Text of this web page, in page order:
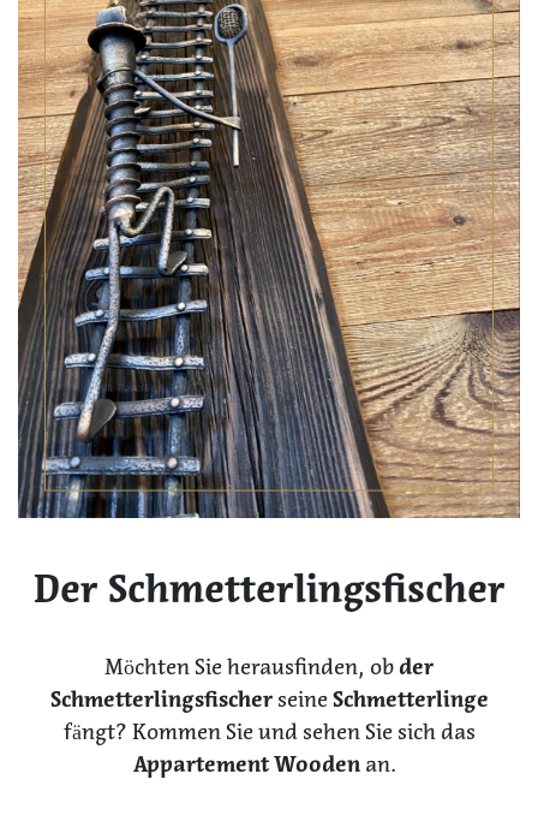
Der Schmetterlingsfischer
Möchten Sie herausfinden, ob der
SchmetterlingsfischerseineSchmetterlinge
fängt? Kommen Sie und sehen Sie sich das
Appartement Woodenan.